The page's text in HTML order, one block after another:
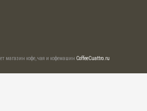
магазин кофе, чая и кофемашин CoffeeCuattro.ru